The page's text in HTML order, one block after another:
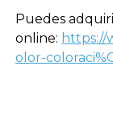
Puedes
online: https://
olor-